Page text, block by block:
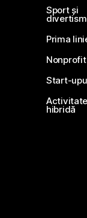
Sport și
Prima
Nonprofit
Start-
Activitate
hibridă